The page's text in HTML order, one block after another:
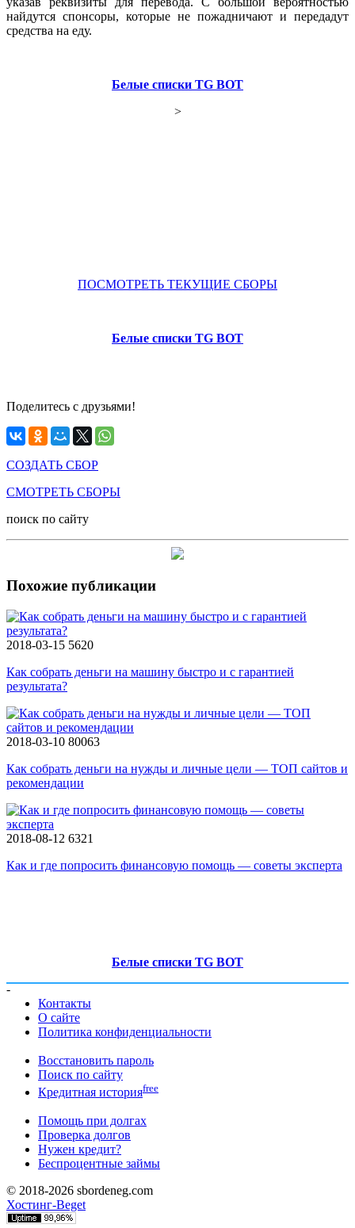
найдутся спонсоры, которые не пожадничают и передадут
средства на еду.
Белые списки TG BOT
>
ПОСМОТРЕТЬ ТЕКУЩИЕ СБОРЫ
Белые списки TG BOT
Поделитесь с друзьями!
СОЗДАТЬ СБОР
СМОТРЕТЬ СБОРЫ
поиск по сайту
Похожие публикации
2018-03-15 5620
Как собрать деньги на машину быстро и с гарантией
результата?
2018-03-10 80063
Как собрать деньги на нужды и личные цели — ТОП сайтов и
рекомендации
2018-08-12 6321
Как и где попросить финансовую помощь — советы эксперта
Белые списки TG BOT
-
Контакты
О сайте
Политика конфиденциальности
Восстановить пароль
Поиск по сайту
Кредитная историяfree
Помощь при долгах
Проверка долгов
Нужен кредит?
Беспроцентные займы
© 2018-2026 sbordeneg.com
Хостинг-Beget